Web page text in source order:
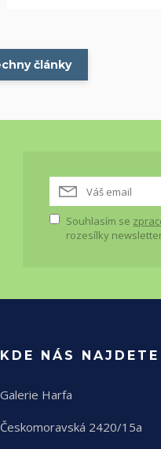
články
Souhlasím se
rozesílky
KDE NÁS NAJDETE
Galerie Harfa
Českomoravská 2420/15a